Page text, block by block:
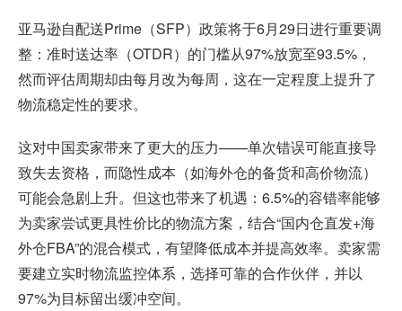
亚马逊自配送Prime（SFP）政策将于6月29日进行重要调
整：准时送达率（OTDR）的门槛从97%放宽至93.5%，
然而评估周期却由每月改为每周，这在一定程度上提升了
物流稳定性的要求。
这对中国卖家带来了更大的压力——单次错误可能直接导
致失去资格，而隐性成本（如海外仓的备货和高价物流）
可能会急剧上升。但这也带来了机遇：6.5%的容错率能够
为卖家尝试更具性价比的物流方案，结合“国内仓直发+海
外仓FBA”的混合模式，有望降低成本并提高效率。卖家需
要建立实时物流监控体系，选择可靠的合作伙伴，并以
97%为目标留出缓冲空间。